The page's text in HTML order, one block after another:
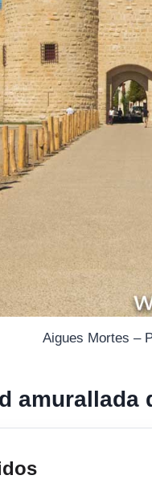
Aigues Mortes –
amurallada